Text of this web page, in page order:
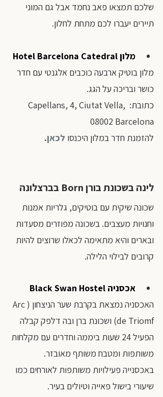
שלכם תמצאו פאב נחמד אבל גם המוני
תיירים יעברו לכם מתחת לחלון.
מלון Hotel Barcelona Catedral
מלון בוטיק ארבעה כוכבים אלגנטי עם חדר
כושר ובריכה על הגג.
כתובת: Capellans, 4, Ciutat Vella,
08002 Barcelona
להזמנת חדר במלון היכנסו לכאן.
לינה בשכונת בורן Born בברצלונה
שכונה שיקית עם בוטיקים, גלריות אמנות
וחנויות מעצבים. בשכונה מפוזרים מסעדות
ובארים והיא מתאימה לכאלו שרוצים להיות
קרובים לבילוי הלילה.
אכסניה Black Swan Hostel
האכסניה נמצאת בקרבת שער הניצחון (Arc
de Triomf) ושכונת ברן ובה דלפק קבלה
הפעיל 24 שעות ביממה וחדרים עם מקלחות
משותפות ומטבח משותף מאובזר.
באכסנייה פעילויות משותפות לאורחים כמו
שיעורי בישול פאייה וטיולים בעיר.